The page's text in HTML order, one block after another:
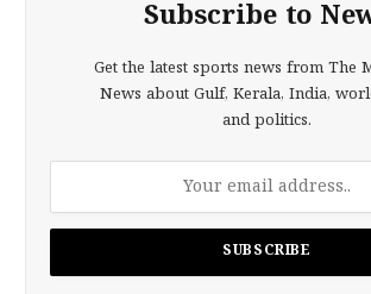
Subscribe to
Get the latest sports news from The
News about Gulf, Kerala, India,
and politics.